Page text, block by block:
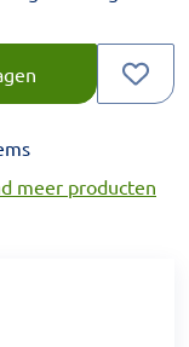
meer producten